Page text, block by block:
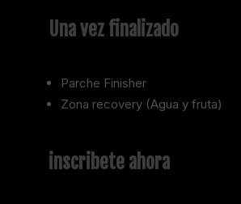
Una vez finalizado
Parche Finisher
Zona recovery (Agua y fruta)
inscribete ahora